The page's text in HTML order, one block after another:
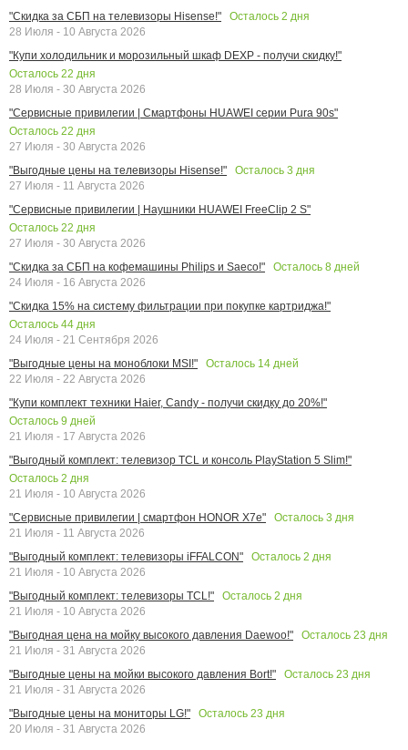
"Скидка за СБП на телевизоры Hisense!"
Осталось 2 дня
28 Июля - 10 Августа 2026
"Купи холодильник и морозильный шкаф DEXP - получи скидку!"
Осталось 22 дня
28 Июля - 30 Августа 2026
"Сервисные привилегии | Смартфоны HUAWEI серии Pura 90s"
Осталось 22 дня
27 Июля - 30 Августа 2026
"Выгодные цены на телевизоры Hisense!"
Осталось 3 дня
27 Июля - 11 Августа 2026
"Сервисные привилегии | Наушники HUAWEI FreeClip 2 S"
Осталось 22 дня
27 Июля - 30 Августа 2026
"Скидка за СБП на кофемашины Philips и Saeco!"
Осталось 8 дней
24 Июля - 16 Августа 2026
"Скидка 15% на систему фильтрации при покупке картриджа!"
Осталось 44 дня
24 Июля - 21 Сентября 2026
"Выгодные цены на моноблоки MSI!"
Осталось 14 дней
22 Июля - 22 Августа 2026
"Купи комплект техники Haier, Candy - получи скидку до 20%!"
Осталось 9 дней
21 Июля - 17 Августа 2026
"Выгодный комплект: телевизор TCL и консоль PlayStation 5 Slim!"
Осталось 2 дня
21 Июля - 10 Августа 2026
"Сервисные привилегии | смартфон HONOR X7e"
Осталось 3 дня
21 Июля - 11 Августа 2026
"Выгодный комплект: телевизоры iFFALCON"
Осталось 2 дня
21 Июля - 10 Августа 2026
"Выгодный комплект: телевизоры TCL!"
Осталось 2 дня
21 Июля - 10 Августа 2026
"Выгодная цена на мойку высокого давления Daewoo!"
Осталось 23 дня
21 Июля - 31 Августа 2026
"Выгодные цены на мойки высокого давления Bort!"
Осталось 23 дня
21 Июля - 31 Августа 2026
"Выгодные цены на мониторы LG!"
Осталось 23 дня
20 Июля - 31 Августа 2026